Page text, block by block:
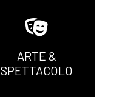
ARTE &
SPETTACOLO